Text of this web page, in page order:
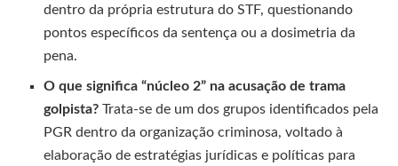
dentro da própria estrutura do STF, questionando
pontos específicos da sentença ou a dosimetria da
pena.
O que significa “núcleo 2” na acusação de trama
golpista? Trata-se de um dos grupos identificados pela
PGR dentro da organização criminosa, voltado à
elaboração de estratégias jurídicas e políticas para